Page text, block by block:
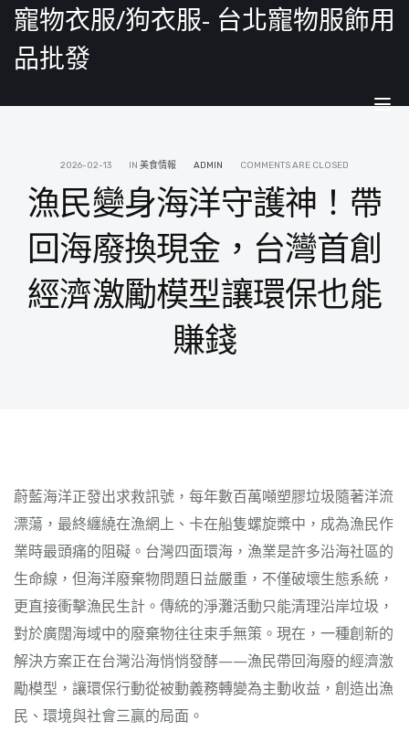
寵物衣服/狗衣服- 台北寵物服飾用
品批發
2026-02-13 IN 美食情報 ADMIN COMMENTS ARE CLOSED
漁民變身海洋守護神！帶
回海廢換現金，台灣首創
經濟激勵模型讓環保也能
賺錢
蔚藍海洋正發出求救訊號，每年數百萬噸塑膠垃圾隨著洋流
漂蕩，最終纏繞在漁網上、卡在船隻螺旋槳中，成為漁民作
業時最頭痛的阻礙。台灣四面環海，漁業是許多沿海社區的
生命線，但海洋廢棄物問題日益嚴重，不僅破壞生態系統，
更直接衝擊漁民生計。傳統的淨灘活動只能清理沿岸垃圾，
對於廣闊海域中的廢棄物往往束手無策。現在，一種創新的
解決方案正在台灣沿海悄悄發酵——漁民帶回海廢的經濟激
勵模型，讓環保行動從被動義務轉變為主動收益，創造出漁
民、環境與社會三贏的局面。